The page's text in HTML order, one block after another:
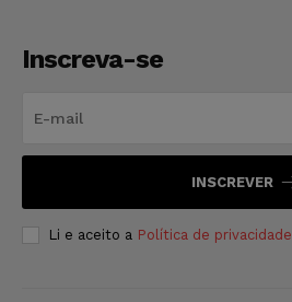
Inscreva-se
INSCREVER
Li e aceito a Política de privacidade